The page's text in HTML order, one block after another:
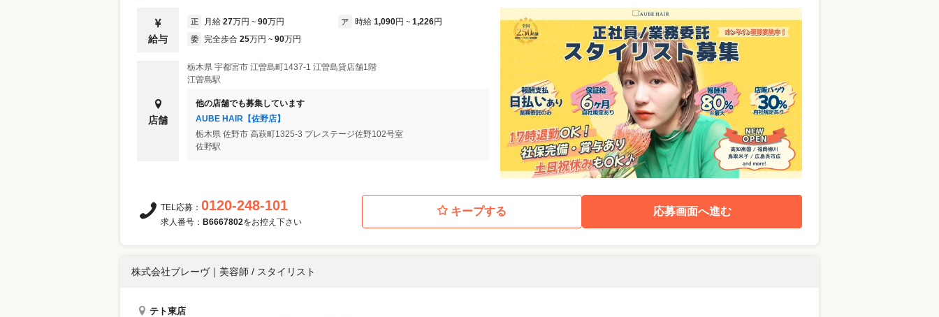
給与
正 月給 27万円 ~ 90万円 ア 時給 1,090円 ~ 1,226円
委 完全歩合 25万円 ~ 90万円
店舗
栃木県 宇都宮市 江曽島町1437-1 江曽島貸店舗1階
江曽島駅
他の店舗でも募集しています
AUBE HAIR【佐野店】
栃木県 佐野市 高萩町1325-3 プレステージ佐野102号室
佐野駅
キープする 応募画面へ進む
TEL応募： 0120-248-101
求人番号： B6667802をお控え下さい
株式会社ブレーヴ｜ 美容師 / スタイリスト
テト東店